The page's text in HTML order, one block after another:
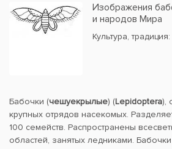
Изображения
и народов Мира
Культура, традиция:
Бабочки (чешуекрылые) (Lepidoptera),
крупных отрядов насекомых.
100 семейств. Распространены
областей, занятых ледниками.